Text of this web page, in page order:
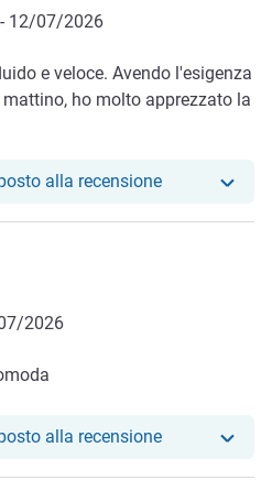
12/07/2026
e veloce. Avendo l'esigenza
ho molto apprezzato la
alla recensioneIl nostro hotel
5
2026
alla recensioneIl nostro hotel